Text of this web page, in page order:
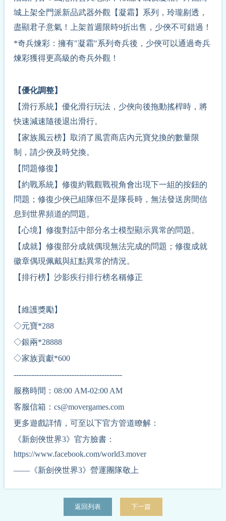
城上架全門派新品武器外觀【凝霜】系列，玲瓏剔透，
盡顯君子意氣！上架首週 限時9折出售，少俠不可錯過！
*奇兵煉彩：擁有"凝霜"系列奇兵後，少俠可以通過奇兵
煉彩獲得更高級的奇兵外觀！
【優化調整】
【滑行系統】優化滑行玩法，少俠向後拖動搖桿時，將
快速減速隨後退出滑行。
【家族風云榜】取消了風雲商店內元寶兌換的數量限
制，請少俠及時兌換。
【問題修復】
【約戰系統】修復約戰觀戰視角會出現下一組的按鈕的
問題；修復少俠已組隊但不是隊長時，無法發送房間信
息到世界頻道的問題。
【心境】修復對話中部分名士模型顯示異常的問題。
【成就】修復部分成就偶現無法完成的問題；修復成就
徽章偶現佩戴與紅點異常的情況。
【排行榜】沙影疾行排行榜名稱修正
【維護獎勵】
◇元寶*288
◇銀兩*28888
◇家族貢獻*600
-------------------------------------------
服務時間：08:00 AM-02:00 AM
客服信箱：cs@movergames.com
更多遊戲詳情，可至以下官方管道瞭解：
《新劍俠世界3》官方臉書：
https://www.facebook.com/world3.mover
——《新劍俠世界3》營運團隊敬上
返回列表 下一篇